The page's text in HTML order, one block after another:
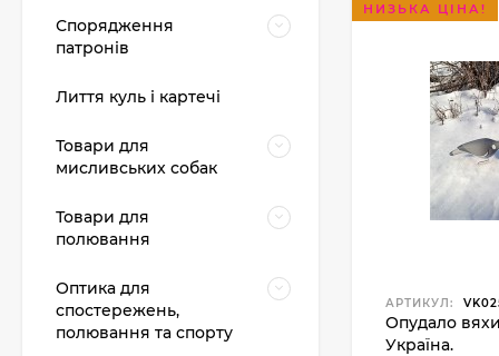
НИЗЬКА ЦІНА!
АРТИКУЛ:
Опудало
Україна.
Спорядження
патронів
Лиття куль і картечі
Товари для
мисливських собак
Товари для
полювання
Оптика для
спостережень,
полювання та спорту
Картонні прокладки
на порох та дріб (50
шт. на порох, 50 шт.
на дріб)
23 грн.